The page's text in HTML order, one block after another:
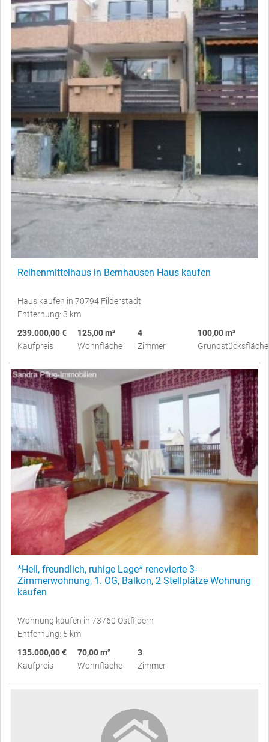
Reihenmittelhaus in Bernhausen Haus kaufen
Haus kaufen in 70794 Filderstadt
Entfernung: 3 km
239.000,00 €
Kaufpreis
125,00 m²
Wohnfläche
4
Zimmer
100,00 m²
Grundstücksfläche
*Hell, freundlich, ruhige Lage* renovierte 3-
Zimmerwohnung, 1. OG, Balkon, 2 Stellplätze Wohnung
kaufen
Wohnung kaufen in 73760 Ostfildern
Entfernung: 5 km
135.000,00 €
Kaufpreis
70,00 m²
Wohnfläche
3
Zimmer